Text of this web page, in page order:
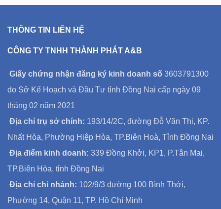
THÔNG TIN LIÊN HỆ
CÔNG TY TNHH THÀNH PHÁT A&B
Giấy chứng nhận đăng ký kinh doanh số 3603791300
do Sở Kế Hoạch và Đầu Tư tỉnh Đồng Nai cấp ngày 09
tháng 02 năm 2021
Địa chỉ trụ sở chính: 193/14/2C, đường Đỗ Văn Thi, KP.
Nhất Hòa, Phường Hiệp Hòa, TP.Biên Hoà, Tỉnh Đồng Nai
Địa điểm kinh doanh: 339 Đồng Khởi, KP1, P.Tân Mai,
TP.Biên Hòa, tỉnh Đồng Nai
Địa chỉ chi nhánh: 102/9/3 đường 100 Bình Thới,
Phường 14, Quận 11, TP. Hồ Chí Minh